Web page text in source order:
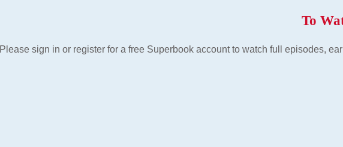
To
Please sign in or register for a free Superbook account to watch full episodes,